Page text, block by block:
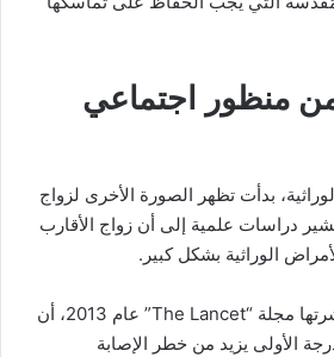
منظور اجتماعي
بدأت تظهر الصورة الأخرى لزواج
دراسات علمية إلى أن زواج الأقارب
الوراثية بشكل كبير.
هكذا بيّنت نتائج دراسة نشرتها مجلة “The Lancet” عام 2013، أن
الأولى يزيد من خطر الإصابة